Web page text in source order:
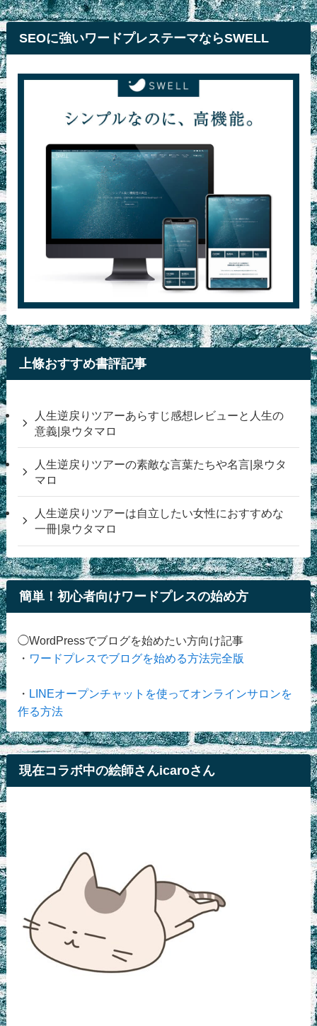
SEOに強いワードプレステーマならSWELL
上條おすすめ書評記事
人生逆戻りツアーあらすじ感想レビューと人生の
意義|泉ウタマロ
人生逆戻りツアーの素敵な言葉たちや名言|泉ウタ
マロ
人生逆戻りツアーは自立したい女性におすすめな
一冊|泉ウタマロ
簡単！初心者向けワードプレスの始め方
◯WordPressでブログを始めたい方向け記事
・ ワードプレスでブログを始める方法完全版
・ LINEオープンチャットを使ってオンラインサロンを
作る方法
現在コラボ中の絵師さんicaroさん